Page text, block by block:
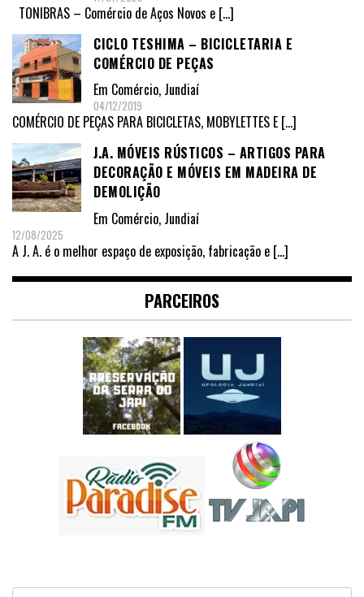
TONIBRAS – Comércio de Aços Novos e […]
CICLO TESHIMA – BICICLETARIA E
COMÉRCIO DE PEÇAS
Em Comércio, Jundiaí
04/12/2019
COMÉRCIO DE PEÇAS PARA BICICLETAS, MOBYLETTES E […]
J.A. MÓVEIS RÚSTICOS – ARTIGOS PARA
DECORAÇÃO E MÓVEIS EM MADEIRA DE
DEMOLIÇÃO
Em Comércio, Jundiaí
12/08/2025
A J. A. é o melhor espaço de exposição, fabricação e […]
PARCEIROS